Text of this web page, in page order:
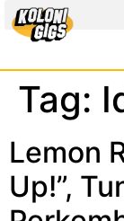
Tag:
Lemon
Up!”,